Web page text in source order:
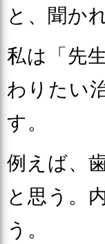
と、聞か
私は「先
わりたい
す。
例えば、
と思う。
う。